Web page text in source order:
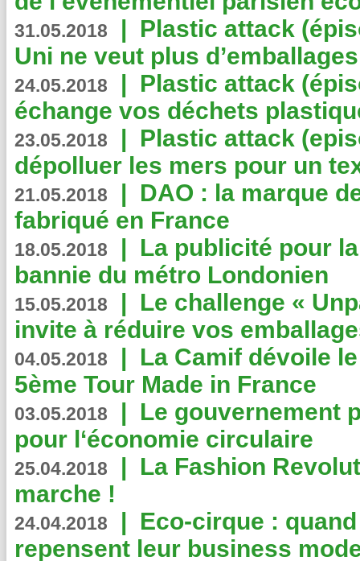
31.05.2018 | Plastic attack
Uni ne veut plus
24.05.2018 | Plastic attack
échange vos déchets
23.05.2018 | Plastic attack
dépolluer les mers pour un
21.05.2018 | DAO : la marque
fabriqué en France
18.05.2018 | La publicité pour
bannie du métro Londonien
15.05.2018 | Le challenge «
invite à réduire vos
04.05.2018 | La Camif dévoile
5ème Tour Made in France
03.05.2018 | Le gouvernement
pour l‘économie circulaire
25.04.2018 | La Fashion
marche !
24.04.2018 | Eco-cirque :
repensent leur business